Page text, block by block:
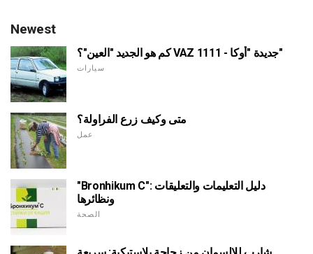
Newest
كم هو الجديد "العين"؟ VAZ 1111 - جديدة "أوكا"
سيارات
متى وكيف زرع الفراولة؟
عمل
"Bronhikum C": دليل التعليمات والتعليقات
ونظائرها
الصحة